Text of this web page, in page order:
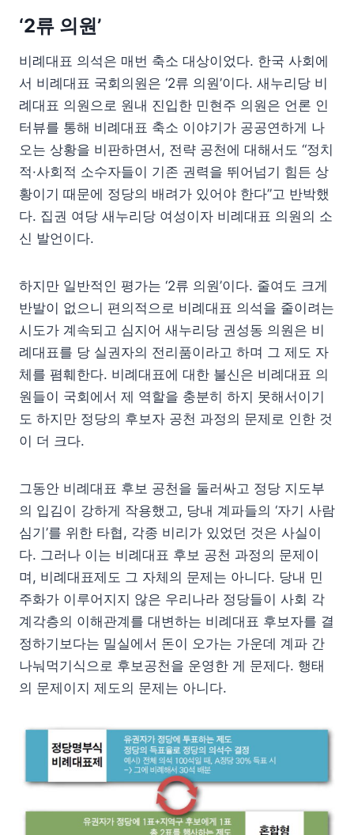
‘2류 의원’
비례대표 의석은 매번 축소 대상이었다. 한국 사회에
서 비례대표 국회의원은 ‘2류 의원’이다. 새누리당 비
례대표 의원으로 원내 진입한 민현주 의원은 언론 인
터뷰를 통해 비례대표 축소 이야기가 공공연하게 나
오는 상황을 비판하면서, 전략 공천에 대해서도 “정치
적·사회적 소수자들이 기존 권력을 뛰어넘기 힘든 상
황이기 때문에 정당의 배려가 있어야 한다”고 반박했
다. 집권 여당 새누리당 여성이자 비례대표 의원의 소
신 발언이다.
하지만 일반적인 평가는 ‘2류 의원’이다. 줄여도 크게
반발이 없으니 편의적으로 비례대표 의석을 줄이려는
시도가 계속되고 심지어 새누리당 권성동 의원은 비
례대표를 당 실권자의 전리품이라고 하며 그 제도 자
체를 폄훼한다. 비례대표에 대한 불신은 비례대표 의
원들이 국회에서 제 역할을 충분히 하지 못해서이기
도 하지만 정당의 후보자 공천 과정의 문제로 인한 것
이 더 크다.
그동안 비례대표 후보 공천을 둘러싸고 정당 지도부
의 입김이 강하게 작용했고, 당내 계파들의 ‘자기 사람
심기’를 위한 타협, 각종 비리가 있었던 것은 사실이
다. 그러나 이는 비례대표 후보 공천 과정의 문제이
며, 비례대표제도 그 자체의 문제는 아니다. 당내 민
주화가 이루어지지 않은 우리나라 정당들이 사회 각
계각층의 이해관계를 대변하는 비례대표 후보자를 결
정하기보다는 밀실에서 돈이 오가는 가운데 계파 간
나눠먹기식으로 후보공천을 운영한 게 문제다. 행태
의 문제이지 제도의 문제는 아니다.